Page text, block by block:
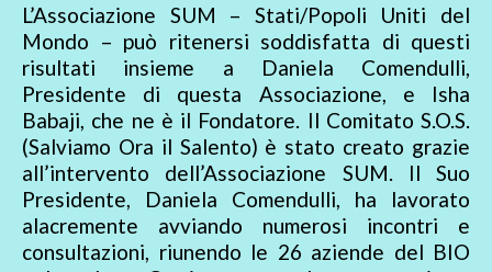
L’Associazione SUM – Stati/Popoli Uniti del
Mondo – può ritenersi soddisfatta di questi
risultati insieme a Daniela Comendulli,
Presidente di questa Associazione, e Isha
Babaji, che ne è il Fondatore. Il Comitato S.O.S.
(Salviamo Ora il Salento) è stato creato grazie
all’intervento dell’Associazione SUM. Il Suo
Presidente, Daniela Comendulli, ha lavorato
alacremente avviando numerosi incontri e
consultazioni, riunendo le 26 aziende del BIO